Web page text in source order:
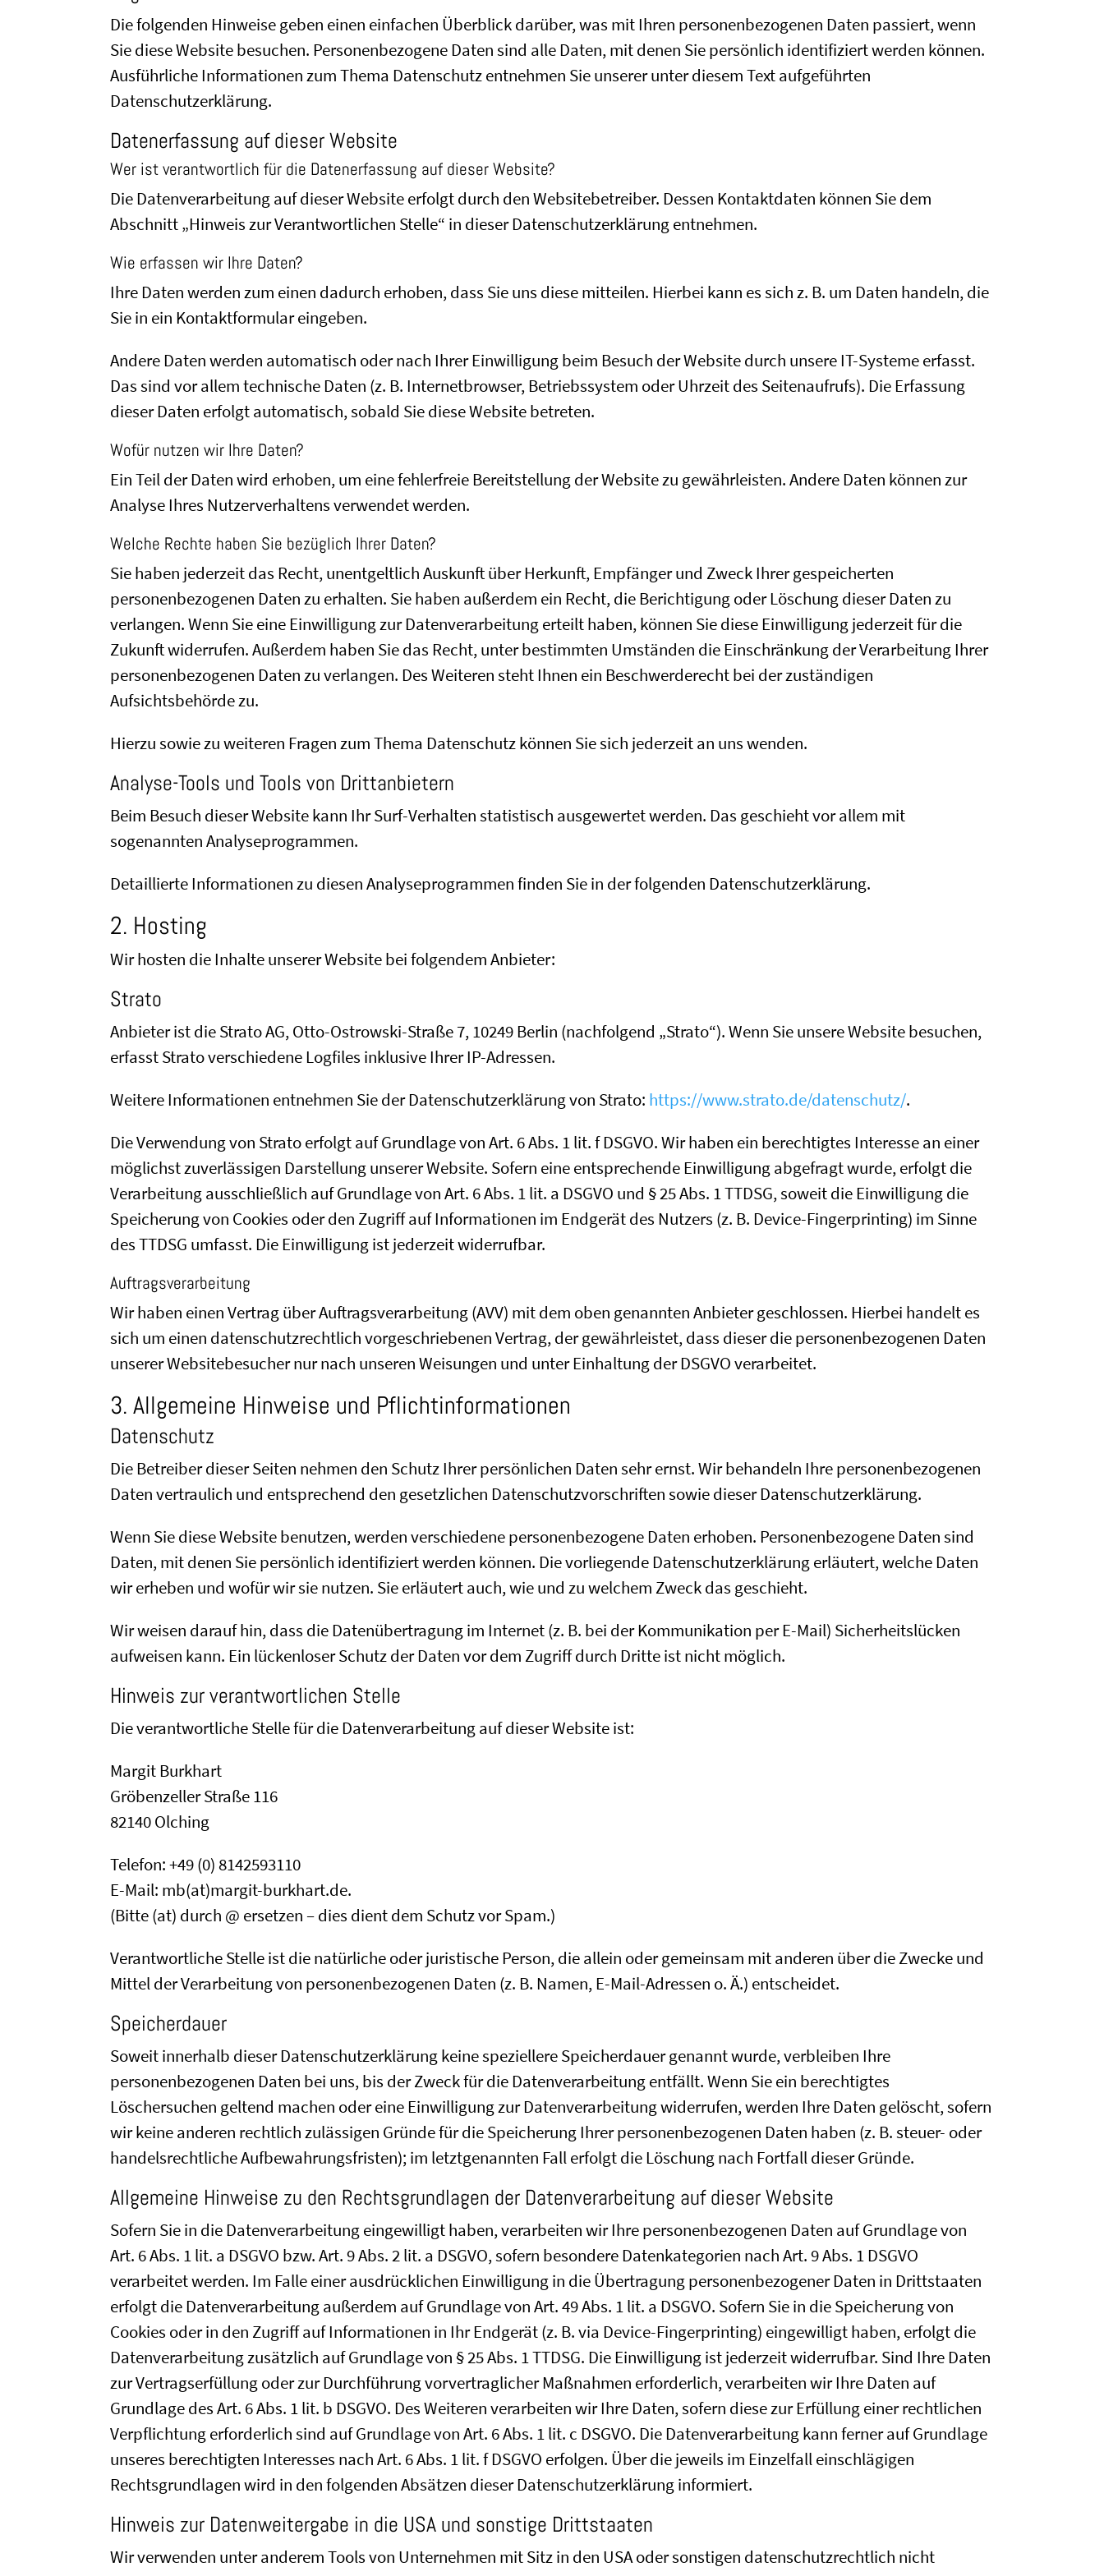
Die folgenden Hinweise geben einen einfachen Überblick darüber, was mit Ihren personenbezogenen Daten passiert, wenn
Sie diese Website besuchen. Personenbezogene Daten sind alle Daten, mit denen Sie persönlich identifiziert werden können.
Ausführliche Informationen zum Thema Datenschutz entnehmen Sie unserer unter diesem Text aufgeführten
Datenschutzerklärung.
Datenerfassung auf dieser Website
Wer ist verantwortlich für die Datenerfassung auf dieser Website?
Die Datenverarbeitung auf dieser Website erfolgt durch den Websitebetreiber. Dessen Kontaktdaten können Sie dem
Abschnitt „Hinweis zur Verantwortlichen Stelle“ in dieser Datenschutzerklärung entnehmen.
Wie erfassen wir Ihre Daten?
Ihre Daten werden zum einen dadurch erhoben, dass Sie uns diese mitteilen. Hierbei kann es sich z. B. um Daten handeln, die
Sie in ein Kontaktformular eingeben.
Andere Daten werden automatisch oder nach Ihrer Einwilligung beim Besuch der Website durch unsere IT-Systeme erfasst.
Das sind vor allem technische Daten (z. B. Internetbrowser, Betriebssystem oder Uhrzeit des Seitenaufrufs). Die Erfassung
dieser Daten erfolgt automatisch, sobald Sie diese Website betreten.
Wofür nutzen wir Ihre Daten?
Ein Teil der Daten wird erhoben, um eine fehlerfreie Bereitstellung der Website zu gewährleisten. Andere Daten können zur
Analyse Ihres Nutzerverhaltens verwendet werden.
Welche Rechte haben Sie bezüglich Ihrer Daten?
Sie haben jederzeit das Recht, unentgeltlich Auskunft über Herkunft, Empfänger und Zweck Ihrer gespeicherten
personenbezogenen Daten zu erhalten. Sie haben außerdem ein Recht, die Berichtigung oder Löschung dieser Daten zu
verlangen. Wenn Sie eine Einwilligung zur Datenverarbeitung erteilt haben, können Sie diese Einwilligung jederzeit für die
Zukunft widerrufen. Außerdem haben Sie das Recht, unter bestimmten Umständen die Einschränkung der Verarbeitung Ihrer
personenbezogenen Daten zu verlangen. Des Weiteren steht Ihnen ein Beschwerderecht bei der zuständigen
Aufsichtsbehörde zu.
Hierzu sowie zu weiteren Fragen zum Thema Datenschutz können Sie sich jederzeit an uns wenden.
Analyse-Tools und Tools von Dritt­anbietern
Beim Besuch dieser Website kann Ihr Surf-Verhalten statistisch ausgewertet werden. Das geschieht vor allem mit
sogenannten Analyseprogrammen.
Detaillierte Informationen zu diesen Analyseprogrammen finden Sie in der folgenden Datenschutzerklärung.
2. Hosting
Wir hosten die Inhalte unserer Website bei folgendem Anbieter:
Strato
Anbieter ist die Strato AG, Otto-Ostrowski-Straße 7, 10249 Berlin (nachfolgend „Strato“). Wenn Sie unsere Website besuchen,
erfasst Strato verschiedene Logfiles inklusive Ihrer IP-Adressen.
Weitere Informationen entnehmen Sie der Datenschutzerklärung von Strato: https://www.strato.de/datenschutz/.
Die Verwendung von Strato erfolgt auf Grundlage von Art. 6 Abs. 1 lit. f DSGVO. Wir haben ein berechtigtes Interesse an einer
möglichst zuverlässigen Darstellung unserer Website. Sofern eine entsprechende Einwilligung abgefragt wurde, erfolgt die
Verarbeitung ausschließlich auf Grundlage von Art. 6 Abs. 1 lit. a DSGVO und § 25 Abs. 1 TTDSG, soweit die Einwilligung die
Speicherung von Cookies oder den Zugriff auf Informationen im Endgerät des Nutzers (z. B. Device-Fingerprinting) im Sinne
des TTDSG umfasst. Die Einwilligung ist jederzeit widerrufbar.
Auftragsverarbeitung
Wir haben einen Vertrag über Auftragsverarbeitung (AVV) mit dem oben genannten Anbieter geschlossen. Hierbei handelt es
sich um einen datenschutzrechtlich vorgeschriebenen Vertrag, der gewährleistet, dass dieser die personenbezogenen Daten
unserer Websitebesucher nur nach unseren Weisungen und unter Einhaltung der DSGVO verarbeitet.
3. Allgemeine Hinweise und Pflicht­informationen
Datenschutz
Die Betreiber dieser Seiten nehmen den Schutz Ihrer persönlichen Daten sehr ernst. Wir behandeln Ihre personenbezogenen
Daten vertraulich und entsprechend den gesetzlichen Datenschutzvorschriften sowie dieser Datenschutzerklärung.
Wenn Sie diese Website benutzen, werden verschiedene personenbezogene Daten erhoben. Personenbezogene Daten sind
Daten, mit denen Sie persönlich identifiziert werden können. Die vorliegende Datenschutzerklärung erläutert, welche Daten
wir erheben und wofür wir sie nutzen. Sie erläutert auch, wie und zu welchem Zweck das geschieht.
Wir weisen darauf hin, dass die Datenübertragung im Internet (z. B. bei der Kommunikation per E-Mail) Sicherheitslücken
aufweisen kann. Ein lückenloser Schutz der Daten vor dem Zugriff durch Dritte ist nicht möglich.
Hinweis zur verantwortlichen Stelle
Die verantwortliche Stelle für die Datenverarbeitung auf dieser Website ist:
Margit Burkhart
Gröbenzeller Straße 116
82140 Olching
Telefon: +49 (0) 8142593110
E-Mail: mb(at)margit-burkhart.de.
(Bitte (at) durch @ ersetzen – dies dient dem Schutz vor Spam.)
Verantwortliche Stelle ist die natürliche oder juristische Person, die allein oder gemeinsam mit anderen über die Zwecke und
Mittel der Verarbeitung von personenbezogenen Daten (z. B. Namen, E-Mail-Adressen o. Ä.) entscheidet.
Speicherdauer
Soweit innerhalb dieser Datenschutzerklärung keine speziellere Speicherdauer genannt wurde, verbleiben Ihre
personenbezogenen Daten bei uns, bis der Zweck für die Datenverarbeitung entfällt. Wenn Sie ein berechtigtes
Löschersuchen geltend machen oder eine Einwilligung zur Datenverarbeitung widerrufen, werden Ihre Daten gelöscht, sofern
wir keine anderen rechtlich zulässigen Gründe für die Speicherung Ihrer personenbezogenen Daten haben (z. B. steuer- oder
handelsrechtliche Aufbewahrungsfristen); im letztgenannten Fall erfolgt die Löschung nach Fortfall dieser Gründe.
Allgemeine Hinweise zu den Rechtsgrundlagen der Datenverarbeitung auf dieser Website
Sofern Sie in die Datenverarbeitung eingewilligt haben, verarbeiten wir Ihre personenbezogenen Daten auf Grundlage von
Art. 6 Abs. 1 lit. a DSGVO bzw. Art. 9 Abs. 2 lit. a DSGVO, sofern besondere Datenkategorien nach Art. 9 Abs. 1 DSGVO
verarbeitet werden. Im Falle einer ausdrücklichen Einwilligung in die Übertragung personenbezogener Daten in Drittstaaten
erfolgt die Datenverarbeitung außerdem auf Grundlage von Art. 49 Abs. 1 lit. a DSGVO. Sofern Sie in die Speicherung von
Cookies oder in den Zugriff auf Informationen in Ihr Endgerät (z. B. via Device-Fingerprinting) eingewilligt haben, erfolgt die
Datenverarbeitung zusätzlich auf Grundlage von § 25 Abs. 1 TTDSG. Die Einwilligung ist jederzeit widerrufbar. Sind Ihre Daten
zur Vertragserfüllung oder zur Durchführung vorvertraglicher Maßnahmen erforderlich, verarbeiten wir Ihre Daten auf
Grundlage des Art. 6 Abs. 1 lit. b DSGVO. Des Weiteren verarbeiten wir Ihre Daten, sofern diese zur Erfüllung einer rechtlichen
Verpflichtung erforderlich sind auf Grundlage von Art. 6 Abs. 1 lit. c DSGVO. Die Datenverarbeitung kann ferner auf Grundlage
unseres berechtigten Interesses nach Art. 6 Abs. 1 lit. f DSGVO erfolgen. Über die jeweils im Einzelfall einschlägigen
Rechtsgrundlagen wird in den folgenden Absätzen dieser Datenschutzerklärung informiert.
Hinweis zur Datenweitergabe in die USA und sonstige Drittstaaten
Wir verwenden unter anderem Tools von Unternehmen mit Sitz in den USA oder sonstigen datenschutzrechtlich nicht